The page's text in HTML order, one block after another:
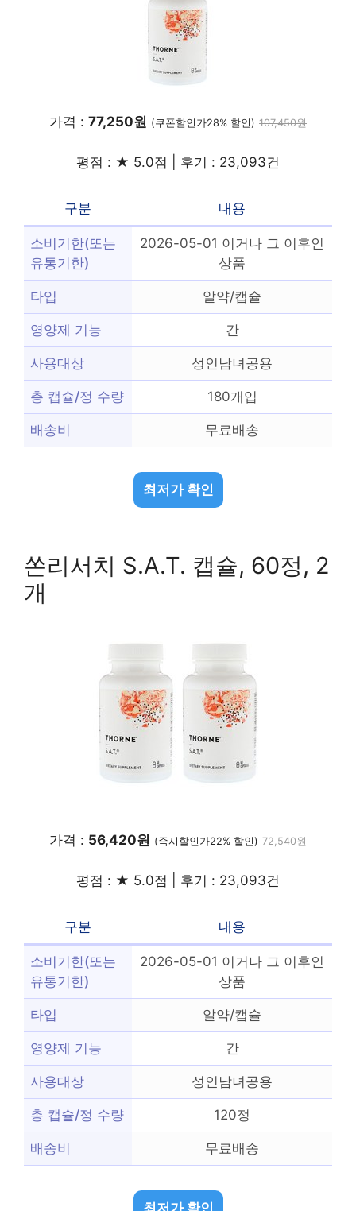
가격 : 77,250원 (쿠폰할인가28% 할인) 107,450원
평점 : ★ 5.0점 | 후기 : 23,093건
구분 내용
소비기한(또는
유통기한)
2026-05-01 이거나 그 이후인
상품
타입 알약/캡슐
영양제 기능 간
사용대상 성인남녀공용
총 캡슐/정 수량 180개입
배송비 무료배송
최저가 확인
쏜리서치 S.A.T. 캡슐, 60정, 2
개
가격 : 56,420원 (즉시할인가22% 할인) 72,540원
평점 : ★ 5.0점 | 후기 : 23,093건
구분 내용
소비기한(또는
유통기한)
2026-05-01 이거나 그 이후인
상품
타입 알약/캡슐
영양제 기능 간
사용대상 성인남녀공용
총 캡슐/정 수량 120정
배송비 무료배송
최저가 확인